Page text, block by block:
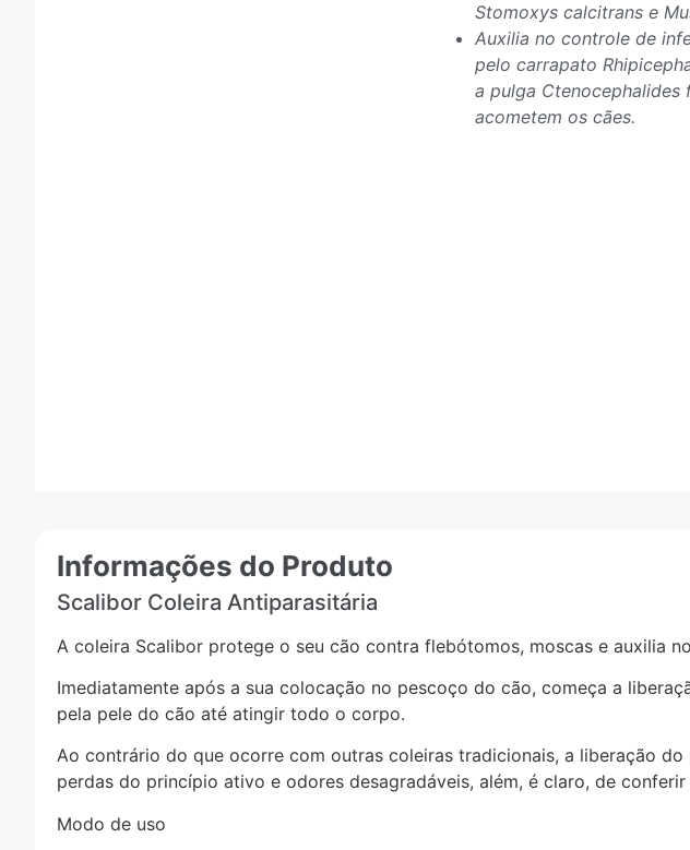
Stomoxys calcitrans e
Auxilia no controle de
pelo carrapato
a pulga Ctenocephalides
acometem os cães.
Informações do Produto
Scalibor Coleira Antiparasitária
A coleira Scalibor protege o seu cão contra flebótomos, moscas e auxilia
Imediatamente após a sua colocação no pescoço do cão, começa a
pela pele do cão até atingir todo o corpo.
Ao contrário do que ocorre com outras coleiras tradicionais, a liberação
perdas do princípio ativo e odores desagradáveis, além, é claro, de
Modo de uso